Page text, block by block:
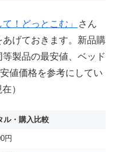
て！どっとこむ」
さん
げておきます。新品購
製品の最安値、ベッド
値価格を参考にしてい
）
ル・購入比較
円